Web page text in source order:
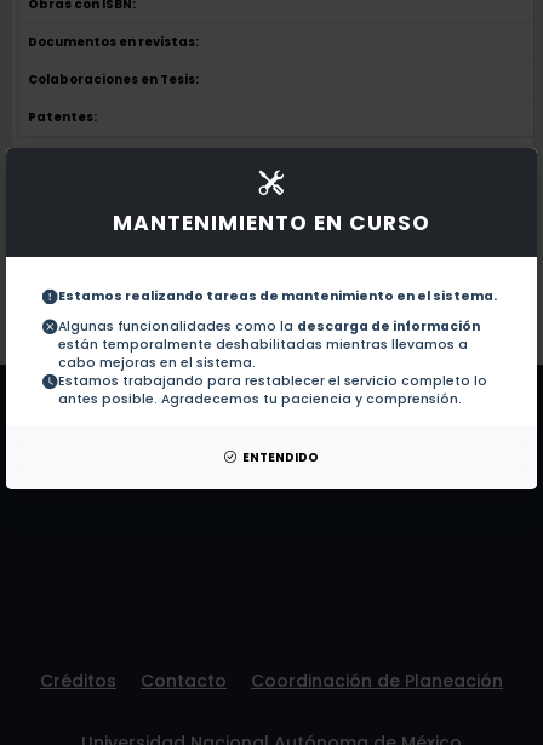
MANTENIMIENTO EN CURSO
Estamos realizando tareas de mantenimiento en el sistema.
Algunas funcionalidades como la descarga de información
están temporalmente deshabilitadas mientras llevamos a
cabo mejoras en el sistema.
Estamos trabajando para restablecer el servicio completo lo
antes posible. Agradecemos tu paciencia y comprensión.
ENTENDIDO
Obras con ISBN:
Documentos en revistas:
Colaboraciones en Tesis:
Patentes:
No hay obras de este autor.
Documentos en revistas:
Colaboraciones en Tesis:
No hay tesis de este autor.
Patentes:
No hay patentes de este autor.
Créditos Contacto Coordinación de Planeación